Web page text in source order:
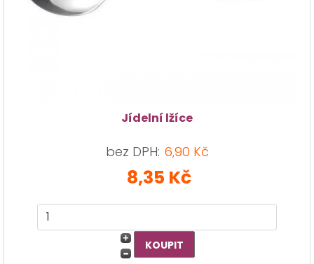
Jídelní lžíce
bez DPH: 6,90 Kč
8,35 Kč